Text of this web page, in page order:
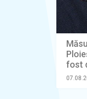
fost